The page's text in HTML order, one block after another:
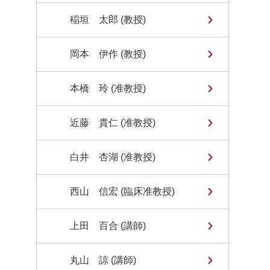
稲垣 太郎 (教授)
岡本 伊作 (教授)
本橋 玲 (准教授)
近藤 貴仁 (准教授)
白井 杏湖 (准教授)
西山 信宏 (臨床准教授)
上田 百合 (講師)
丸山 諒 (講師)